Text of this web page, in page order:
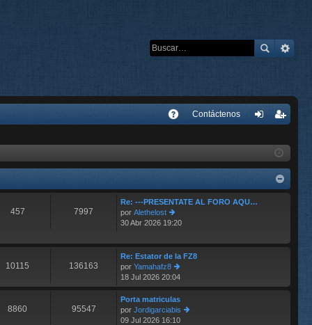
Contáctenos
ist
ra
457 7997
Re: ---PRESENTATE AL FORO AQU…
por Alethelost
er
im
o
m
e
n
s
aj
e
30 Abr 2026 19:20
10115 136163
Re: Estator de la FZ8
por Yamahafz8
er
últ
im
o
m
18 Jul 2026 20:04
8860 95547
Porta matriculas
por Jordigarciabis
09 Jul 2026 16:10